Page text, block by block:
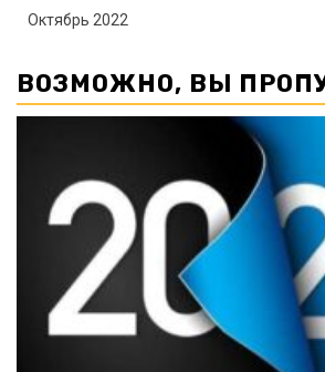
Октябрь 2022
ВОЗМОЖНО, ВЫ